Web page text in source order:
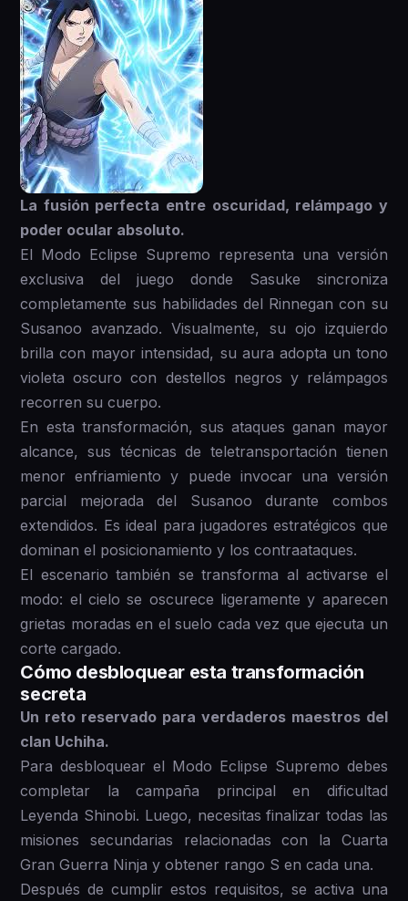
La fusión perfecta entre oscuridad, relámpago y
poder ocular absoluto.
El Modo Eclipse Supremo representa una versión
exclusiva del juego donde Sasuke sincroniza
completamente sus habilidades del Rinnegan con su
Susanoo avanzado. Visualmente, su ojo izquierdo
brilla con mayor intensidad, su aura adopta un tono
violeta oscuro con destellos negros y relámpagos
recorren su cuerpo.
En esta transformación, sus ataques ganan mayor
alcance, sus técnicas de teletransportación tienen
menor enfriamiento y puede invocar una versión
parcial mejorada del Susanoo durante combos
extendidos. Es ideal para jugadores estratégicos que
dominan el posicionamiento y los contraataques.
El escenario también se transforma al activarse el
modo: el cielo se oscurece ligeramente y aparecen
grietas moradas en el suelo cada vez que ejecuta un
corte cargado.
Cómo desbloquear esta transformación
secreta
Un reto reservado para verdaderos maestros del
clan Uchiha.
Para desbloquear el Modo Eclipse Supremo debes
completar la campaña principal en dificultad
Leyenda Shinobi. Luego, necesitas finalizar todas las
misiones secundarias relacionadas con la Cuarta
Gran Guerra Ninja y obtener rango S en cada una.
Después de cumplir estos requisitos, se activa una